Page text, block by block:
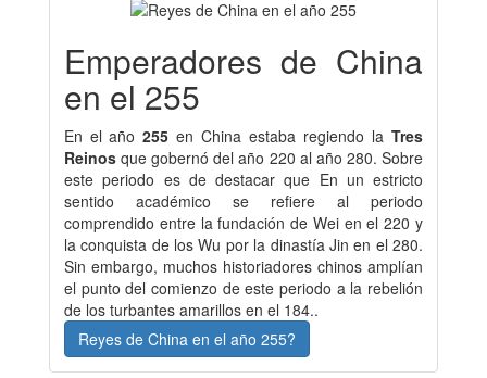
Emperadores de China
en el 255
En el año 255 en China estaba regiendo la Tres
Reinos que gobernó del año 220 al año 280. Sobre
este periodo es de destacar que En un estricto
sentido académico se refiere al periodo
comprendido entre la fundación de Wei en el 220 y
la conquista de los Wu por la dinastía Jin en el 280.
Sin embargo, muchos historiadores chinos amplían
el punto del comienzo de este periodo a la rebelión
de los turbantes amarillos en el 184..
Reyes de China en el año 255?